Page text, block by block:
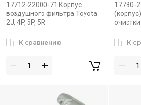
17712-22000-71 Корпус
воздушного фильтра Toyota
2J, 4P, 5P, 5R
К сравнению
17780-
К